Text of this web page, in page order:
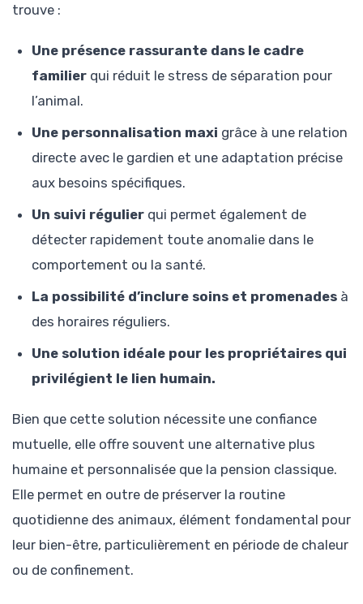
trouve :
Une présence rassurante dans le cadre
familier qui réduit le stress de séparation pour
l’animal.
Une personnalisation maxi grâce à une relation
directe avec le gardien et une adaptation précise
aux besoins spécifiques.
Un suivi régulier qui permet également de
détecter rapidement toute anomalie dans le
comportement ou la santé.
La possibilité d’inclure soins et promenades à
des horaires réguliers.
Une solution idéale pour les propriétaires qui
privilégient le lien humain.
Bien que cette solution nécessite une confiance
mutuelle, elle offre souvent une alternative plus
humaine et personnalisée que la pension classique.
Elle permet en outre de préserver la routine
quotidienne des animaux, élément fondamental pour
leur bien-être, particulièrement en période de chaleur
ou de confinement.